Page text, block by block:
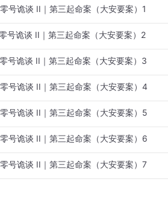
号诡谈 II｜第三起命案（大安要案）1
号诡谈 II｜第三起命案（大安要案）2
号诡谈 II｜第三起命案（大安要案）3
号诡谈 II｜第三起命案（大安要案）4
号诡谈 II｜第三起命案（大安要案）5
号诡谈 II｜第三起命案（大安要案）6
号诡谈 II｜第三起命案（大安要案）7